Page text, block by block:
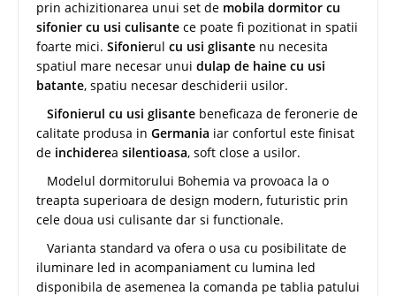
prin achizitionarea unui set de mobila dormitor cu
sifonier cu usi culisante ce poate fi pozitionat in spatii
foarte mici. Sifonierul cu usi glisante nu necesita
spatiul mare necesar unui dulap de haine cu usi
batante, spatiu necesar deschiderii usilor.
Sifonierul cu usi glisante beneficaza de feronerie de
calitate produsa in Germania iar confortul este finisat
de inchiderea silentioasa, soft close a usilor.
Modelul dormitorului Bohemia va provoaca la o
treapta superioara de design modern, futuristic prin
cele doua usi culisante dar si functionale.
Varianta standard va ofera o usa cu posibilitate de
iluminare led in acompaniament cu lumina led
disponibila de asemenea la comanda pe tablia patului